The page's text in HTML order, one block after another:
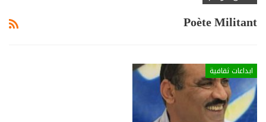
Poète Militant
ابداعات ثقافية